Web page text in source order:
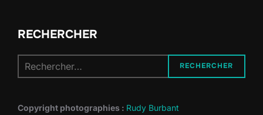
RECHERCHER
pour :
RECHERCHER
Copyright photographies : Rudy Burbant